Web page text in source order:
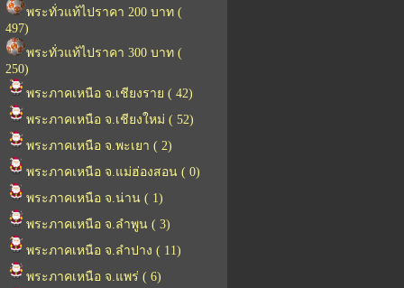
พระทั่วแท้ไปราคา 200 บาท (
497)
พระทั่วแท้ไปราคา 300 บาท (
250)
พระภาคเหนือ จ.เชียงราย ( 42)
พระภาคเหนือ จ.เชียงใหม่ ( 52)
พระภาคเหนือ จ.พะเยา ( 2)
พระภาคเหนือ จ.แม่ฮ่องสอน ( 0)
พระภาคเหนือ จ.น่าน ( 1)
พระภาคเหนือ จ.ลำพูน ( 3)
พระภาคเหนือ จ.ลำปาง ( 11)
พระภาคเหนือ จ.แพร่ ( 6)